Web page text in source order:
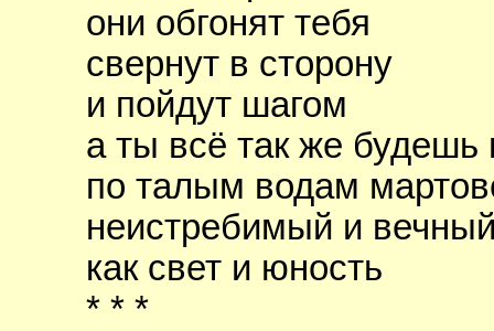
они обгонят тебя
свернут в сторону
и пойдут шагом
а ты всё так же будешь
по талым водам
неистребимый и
как свет и юность
* * *